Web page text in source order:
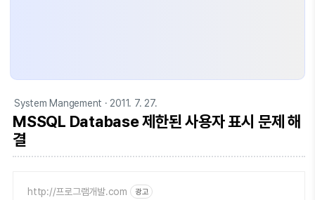
System Mangement · 2011. 7. 27.
MSSQL Database 제한된 사용자 표시 문제 해
결
http://프로그램개발.com 광고